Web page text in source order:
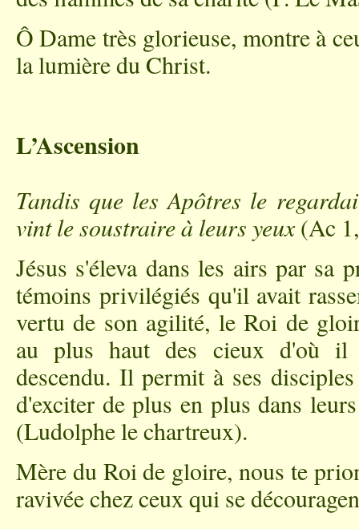
Ô Dame très glorieuse, montre à
la lumière du Christ.
L’Ascension
Tandis que les Apôtres le
vint le soustraire à leurs yeux(Ac
Jésus s'éleva dans les airs par sa
témoins privilégiés qu'il avait
vertu de son agilité, le Roi de
au plus haut des cieux d'où il
descendu. Il permit à ses
d'exciter de plus en plus dans
(Ludolphe le chartreux).
Mère du Roi de gloire, nous te
ravivée chez ceux qui se